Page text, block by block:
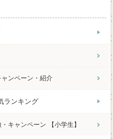
ンペーン・紹介
ランキング
キャンペーン 【小学生】